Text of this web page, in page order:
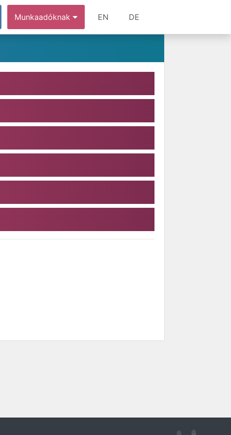
Munkaadóknak EN DE